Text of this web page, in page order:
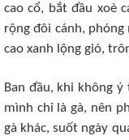
cao cổ, bắt đầu xoè
rộng đôi cánh,
cao xanh lộng gió,
Ban đầu, khi không
mình chỉ là gà, nên
gà khác, suốt ngày